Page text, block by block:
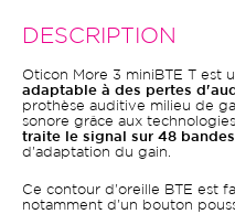
DESCRIPTION
Oticon More 3 miniBTE T est
adaptable à des pertes
prothèse auditive milieu de
sonore grâce aux
traite le signal sur 48
d'adaptation du gain.
Ce contour d'oreille BTE est
notamment d'un bouton